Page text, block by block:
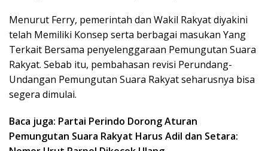
Menurut Ferry, pemerintah dan Wakil Rakyat diyakini
telah Memiliki Konsep serta berbagai masukan Yang
Terkait Bersama penyelenggaraan Pemungutan Suara
Rakyat. Sebab itu, pembahasan revisi Perundang-
Undangan Pemungutan Suara Rakyat seharusnya bisa
segera dimulai.
Baca juga: Partai Perindo Dorong Aturan
Pemungutan Suara Rakyat Harus Adil dan Setara: